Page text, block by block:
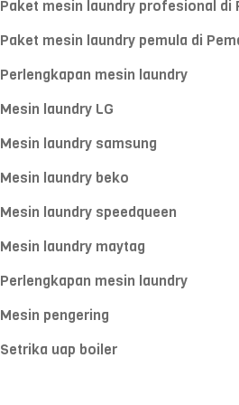
Paket mesin laundry profesional di
Paket mesin laundry pemula di
Perlengkapan mesin laundry
Mesin laundry LG
Mesin laundry samsung
Mesin laundry beko
Mesin laundry speedqueen
Mesin laundry maytag
Perlengkapan mesin laundry
Mesin pengering
Setrika uap boiler